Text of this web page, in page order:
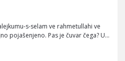
s-selam ve rahmetullahi ve
pojašenjeno. Pas je čuvar čega? U…